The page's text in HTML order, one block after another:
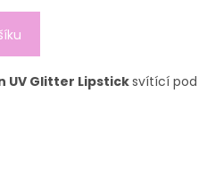
UV Glitter Lipsticksvítící pod